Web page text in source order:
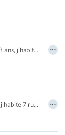
Moi, c'est Fred. Fred Baramine. J'ai 8 ans, j'habite 7 rue Cénou. Ce que j'aime le plus, c'est les parties de foot avec Mouloud, mon copain de l'immeuble. Enfin c'est que je croyais... jusqu'à l'audition de violon de ma voisine Héloïse Crampon. C'est là que je l'ai vue, ELLE, ma fée. J'étais ensorcelé... …
Moi, c'est Fred Baramine. J'ai 8 ans, j'habite 7 rue Cénou. Samedi, la journée avait super bien commencé : avec Maman, on regardait les dessins animés... jusqu'à ce que sa cousine Caroline arrive avec sa fille ! Elle était - comment dire ? - différente. On m'a expliqué qu'elle était née avec « la trisomie 21 »... …